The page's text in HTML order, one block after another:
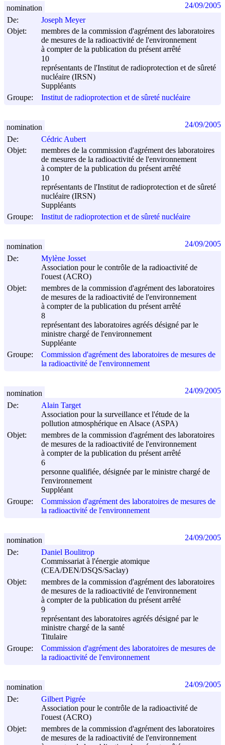
De:
Joseph Meyer
Objet:
membres de la commission d'agrément des laboratoires
de mesures de la radioactivité de l'environnement
à compter de la publication du présent arrêté
10
représentants de l'Institut de radioprotection et de sûreté
nucléaire (IRSN)
Suppléants
Groupe:
Institut de radioprotection et de sûreté nucléaire
nomination 24/09/2005
De:
Cédric Aubert
Objet:
membres de la commission d'agrément des laboratoires
de mesures de la radioactivité de l'environnement
à compter de la publication du présent arrêté
10
représentants de l'Institut de radioprotection et de sûreté
nucléaire (IRSN)
Suppléants
Groupe:
Institut de radioprotection et de sûreté nucléaire
nomination 24/09/2005
De:
Mylène Josset
Association pour le contrôle de la radioactivité de
l'ouest (ACRO)
Objet:
membres de la commission d'agrément des laboratoires
de mesures de la radioactivité de l'environnement
à compter de la publication du présent arrêté
8
représentant des laboratoires agréés désigné par le
ministre chargé de l'environnement
Suppléante
Groupe:
Commission d'agrément des laboratoires de mesures de
la radioactivité de l'environnement
nomination 24/09/2005
De:
Alain Target
Association pour la surveillance et l'étude de la
pollution atmosphérique en Alsace (ASPA)
Objet:
membres de la commission d'agrément des laboratoires
de mesures de la radioactivité de l'environnement
à compter de la publication du présent arrêté
6
personne qualifiée, désignée par le ministre chargé de
l'environnement
Suppléant
Groupe:
Commission d'agrément des laboratoires de mesures de
la radioactivité de l'environnement
nomination 24/09/2005
De:
Daniel Boulitrop
Commissariat à l'énergie atomique
(CEA/DEN/DSQS/Saclay)
Objet:
membres de la commission d'agrément des laboratoires
de mesures de la radioactivité de l'environnement
à compter de la publication du présent arrêté
9
représentant des laboratoires agréés désigné par le
ministre chargé de la santé
Titulaire
Groupe:
Commission d'agrément des laboratoires de mesures de
la radioactivité de l'environnement
nomination 24/09/2005
De:
Gilbert Pigrée
Association pour le contrôle de la radioactivité de
l'ouest (ACRO)
Objet:
membres de la commission d'agrément des laboratoires
de mesures de la radioactivité de l'environnement
nomination 24/09/2005